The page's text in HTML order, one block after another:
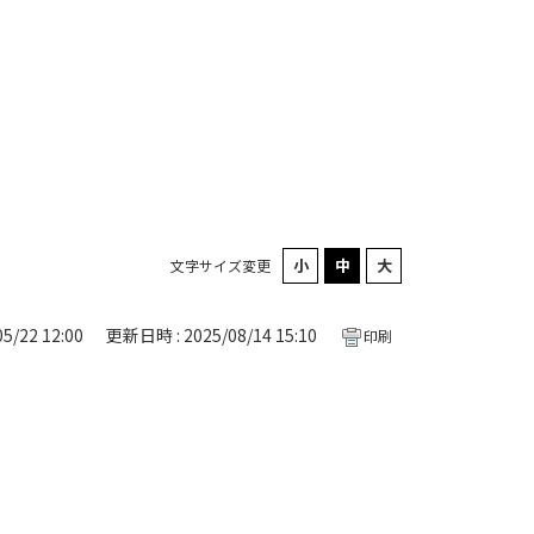
文字サイズ変更
22 12:00 更新日時 : 2025/08/14 15:10 印刷